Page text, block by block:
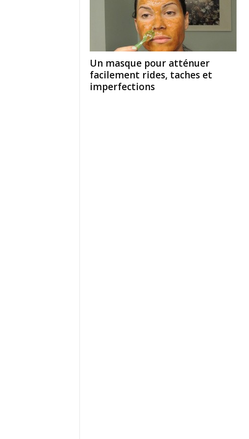
Un masque pour atténuer
facilement rides, taches et
imperfections